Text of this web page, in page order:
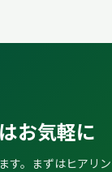
お気軽に
す。まずはヒアリン